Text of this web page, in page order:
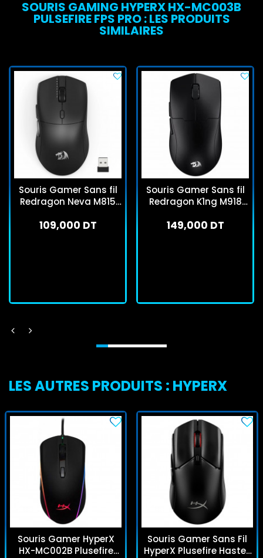
SOURIS GAMING HYPERX HX-MC003B
PULSEFIRE FPS PRO : LES PRODUITS
SIMILAIRES
Souris Gamer Sans fil
Redragon Neva M815
109,000 DT
Souris Gamer Sans fil
Redragon K1ng M918
149,000 DT
LES AUTRES PRODUITS : HYPERX
Souris Gamer HyperX
HX-MC002B Plusefire
Souris Gamer Sans Fil
HyperX Plusefire Haste2